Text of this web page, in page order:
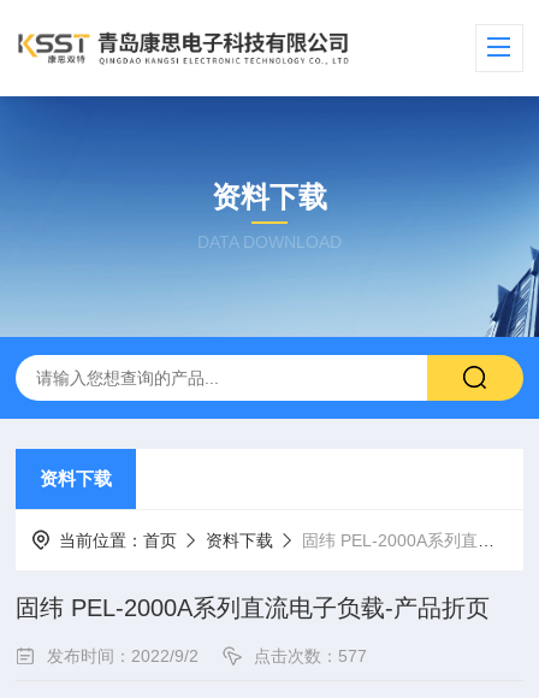
资料下载
DATA DOWNLOAD
资料下载
当前位置：首页 资料下载 固纬 PEL-2000A系列直流电子负载-产品折页
固纬 PEL-2000A系列直流电子负载-产品折页
发布时间：2022/9/2 点击次数：577